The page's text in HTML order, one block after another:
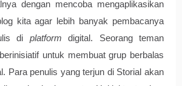
dengan mencoba mengaplikasikan
kita agar lebih banyak pembacanya
di platform digital. Seorang teman
untuk membuat grup berbalas
Para penulis yang terjun di Storial akan